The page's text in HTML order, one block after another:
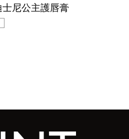
尼公主護唇膏